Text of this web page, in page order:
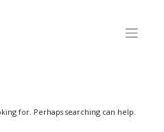
for. Perhaps searching can help.